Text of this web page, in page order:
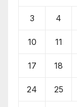
3 4
10 11
17 18
24 25